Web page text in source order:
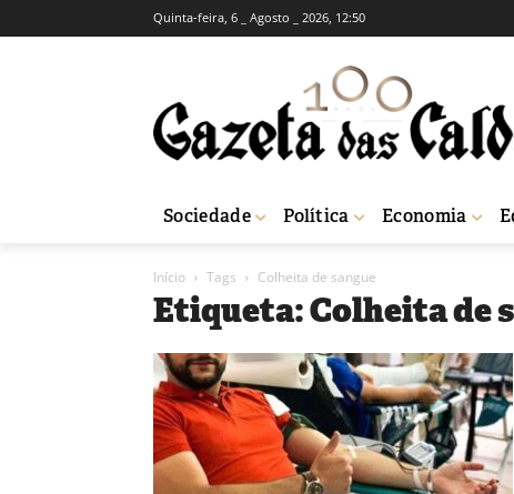
Quinta-feira, 6 _ Agosto _ 2026, 12:50
Sociedade Política Economia
Início Tags Colheita de sangue
Etiqueta: Colheita de